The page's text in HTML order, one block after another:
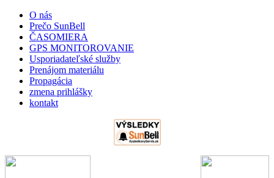
O nás
Prečo SunBell
ČASOMIERA
GPS MONITOROVANIE
Usporiadateľské služby
Prenájom materiálu
Propagácia
zmena prihlášky
kontakt